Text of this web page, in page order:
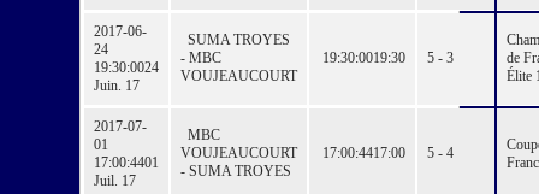
2017-06-
24
19:30:0024
Juin. 17
SUMA TROYES
- MBC
VOUJEAUCOURT
19:30:0019:30 5 - 3
de
Élite
2017-07-
01
17:00:4401
Juil. 17
MBC
VOUJEAUCOURT
- SUMA TROYES
17:00:4417:00 5 - 4